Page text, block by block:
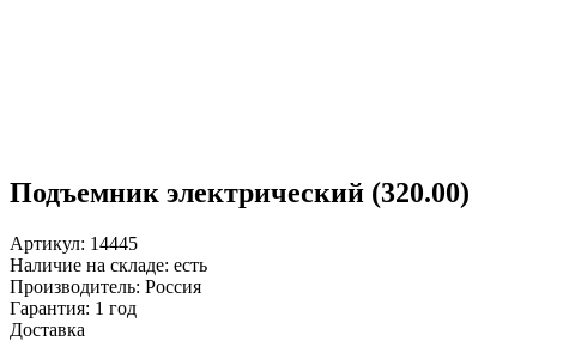
Подъемник электрический (320.00)
Артикул: 14445
Наличие на складе: есть
Производитель: Россия
Гарантия: 1 год
Доставка